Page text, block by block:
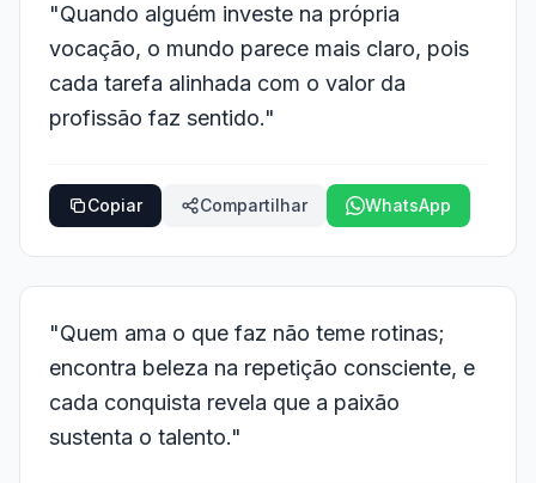
"Quando alguém investe na própria
vocação, o mundo parece mais claro, pois
cada tarefa alinhada com o valor da
profissão faz sentido."
Copiar Compartilhar WhatsApp
"Quem ama o que faz não teme rotinas;
encontra beleza na repetição consciente, e
cada conquista revela que a paixão
sustenta o talento."